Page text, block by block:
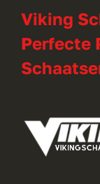
Viking
Perfecte